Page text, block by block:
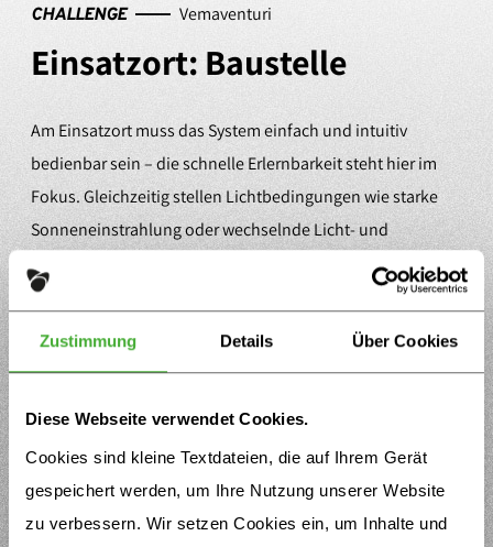
Zustimmung Details Über Cookies
Diese Webseite verwendet Cookies.
Cookies sind kleine Textdateien, die auf Ihrem Gerät
gespeichert werden, um Ihre Nutzung unserer Website
zu verbessern. Wir setzen Cookies ein, um Inhalte und
CHALLENGE Vemaventuri
Einsatzort: Baustelle
Am Einsatzort muss das System einfach und intuitiv
bedienbar sein – die schnelle Erlernbarkeit steht hier im
Fokus. Gleichzeitig stellen Lichtbedingungen wie starke
Sonneneinstrahlung oder wechselnde Licht- und
Schattenverhältnisse eine Herausforderung für die
Gestaltung dar.
LÖSUNG Lemonize
Intuitive Bedienung unter
erschwerten Bedingungen
Der Einsatz einheitlicher Gestaltungselemente und klar